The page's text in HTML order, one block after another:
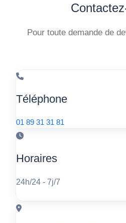
Pour toute demande de
Téléphone
01 89 31 31 81
Horaires
24h/24 - 7j/7